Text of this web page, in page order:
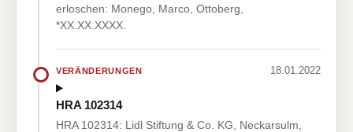
erloschen: Monego, Marco, Ottoberg,
*XX.XX.XXXX.
VERÄNDERUNGEN 18.01.2022
HRA 102314
HRA 102314: Lidl Stiftung & Co. KG, Neckarsulm,